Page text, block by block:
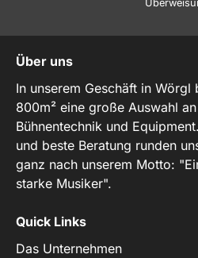
Über uns
In unserem Geschäft in
800m² eine große Auswahl
Bühnentechnik und
und beste Beratung runden
ganz nach unserem Motto:
starke Musiker".
Quick Links
Das Unternehmen